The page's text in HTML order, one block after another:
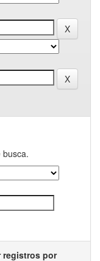
busca.
registros por